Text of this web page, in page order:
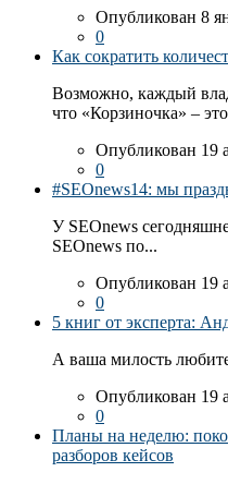
Опубликован 8
0
Как сократить
Возможно, каждый
что «Корзиночка» –
Опубликован 19
0
#SEOnews14: мы
У SEOnews
SEOnews по...
Опубликован 19
0
5 книг от эксперта:
А ваша милость
Опубликован 19
0
Планы на неделю:
разборов кейсов